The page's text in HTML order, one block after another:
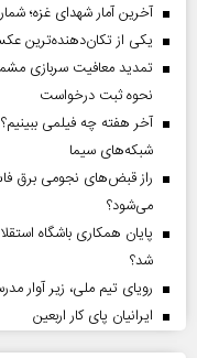
آخرین آمار شهدای غزه؛ شمار
یکی از تکان‌دهنده‌ترین
نحوه ثبت درخواست
آخر هفته چه فیلمی
شبکه‌های سیما
راز قبض‌های نجومی برق
می‌شود؟
پایان همکاری باشگاه
شد؟
رویای تیم ملی، زیر آوار
ایرانیان پای کار اربعین